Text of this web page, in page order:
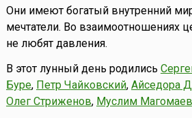
Они имеют богатый внутренний
мечтатели. Во взаимоотношениях
не любят давления.
В этот лунный день родились
Буре, Петр Чайковский, Айседора
Олег Стриженов, Муслим Магомаев